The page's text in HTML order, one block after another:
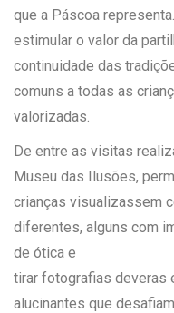
que a Páscoa representa.
estimular o valor da
continuidade das
comuns a todas as
valorizadas.
De entre as visitas
Museu das Ilusões,
crianças visualizassem
diferentes, alguns com
de ótica e
tirar fotografias deveras
alucinantes que